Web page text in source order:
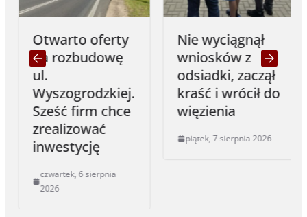
Otwarto oferty
na rozbudowę
ul.
Wyszogrodzkiej.
Sześć firm chce
zrealizować
inwestycję
czwartek, 6 sierpnia
2026
Nie wyciągnął
wniosków z
odsiadki, zaczął
kraść i wrócił do
więzienia
piątek, 7 sierpnia 2026